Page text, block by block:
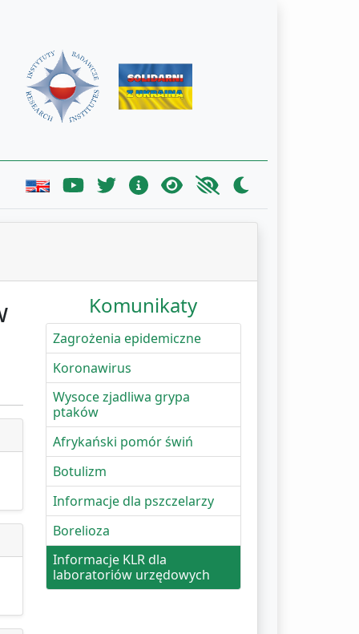
Komunikaty
Zagrożenia epidemiczne
Koronawirus
Wysoce zjadliwa grypa
ptaków
Afrykański pomór świń
Botulizm
Informacje dla pszczelarzy
Borelioza
Informacje KLR dla
laboratoriów urzędowych